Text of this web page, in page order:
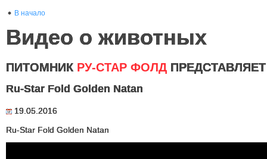
В начало
Видео о животных
ПИТОМНИК РУ-СТАР ФОЛД ПРЕДСТАВЛЯЕТ
Ru-Star Fold Golden Natan
19.05.2016
Ru-Star Fold Golden Natan